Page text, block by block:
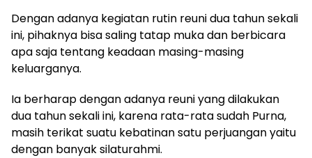
Dengan adanya kegiatan rutin reuni dua tahun sekali
ini, pihaknya bisa saling tatap muka dan berbicara
apa saja tentang keadaan masing-masing
keluarganya.
Ia berharap dengan adanya reuni yang dilakukan
dua tahun sekali ini, karena rata-rata sudah Purna,
masih terikat suatu kebatinan satu perjuangan yaitu
dengan banyak silaturahmi.